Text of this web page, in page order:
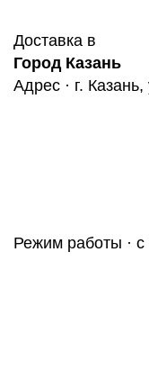
Доставка в
Город Казань
Адрес · г.
Режим работы ·